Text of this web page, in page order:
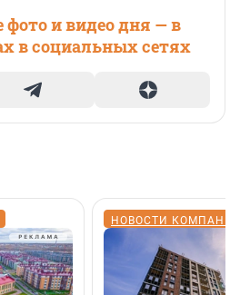
и видео дня — в
в социальных сетях
НОВОСТИ